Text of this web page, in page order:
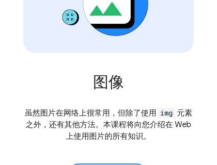
图像
虽然图片在网络上很常用，但除了使用 img 元素
之外，还有其他方法。本课程将向您介绍在 Web
上使用图片的所有知识。